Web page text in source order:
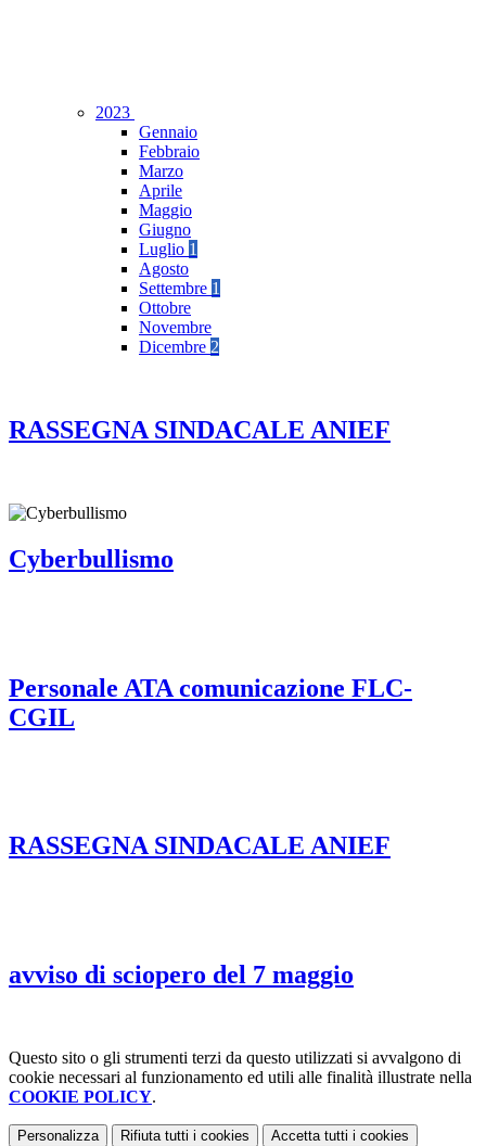
2023
Gennaio
Febbraio
Marzo
Aprile
Maggio
Giugno
Luglio 1
Agosto
Settembre 1
Ottobre
Novembre
Dicembre 2
RASSEGNA SINDACALE ANIEF
Cyberbullismo
Personale ATA comunicazione FLC-
CGIL
RASSEGNA SINDACALE ANIEF
avviso di sciopero del 7 maggio
Questo sito o gli strumenti terzi da questo utilizzati si avvalgono di
cookie necessari al funzionamento ed utili alle finalità illustrate nella
COOKIE POLICY.
Personalizza Rifiuta tutti i cookies Accetta tutti i cookies